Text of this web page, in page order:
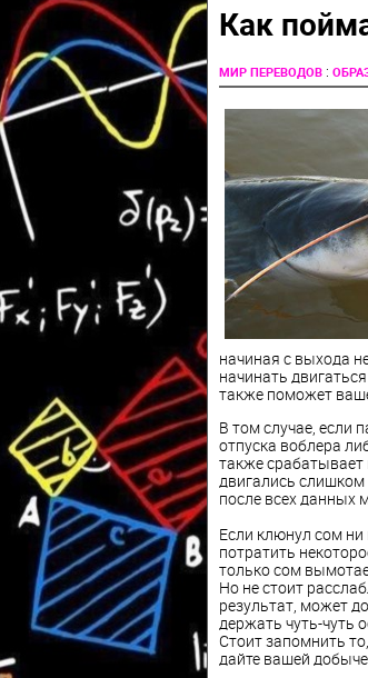
Как
МИР ПЕРЕВОДОВ:
начиная с выхода
начинать
также поможет
В том случае, если
отпуска воблера
также
двигались слишком
после всех данных
Если клюнул сом ни
потратить
только сом
Но не стоит
результат, может
держать чуть-чуть
Стоит запомнить
дайте вашей